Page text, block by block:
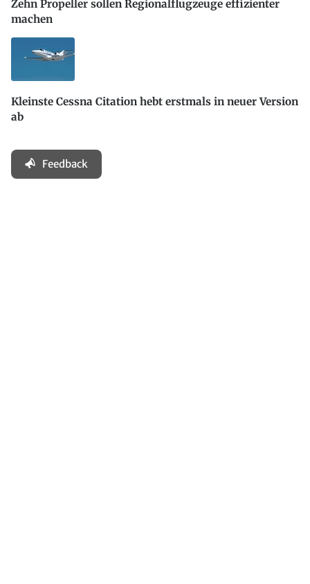
Zehn Propeller sollen Regionalflugzeuge effizienter
machen
Kleinste Cessna Citation hebt erstmals in neuer Version
ab
Feedback